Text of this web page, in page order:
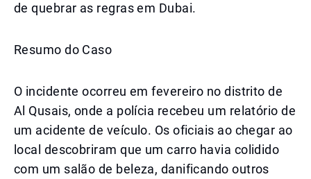
de quebrar as regras em Dubai.
Resumo do Caso
O incidente ocorreu em fevereiro no distrito de
Al Qusais, onde a polícia recebeu um relatório de
um acidente de veículo. Os oficiais ao chegar ao
local descobriram que um carro havia colidido
com um salão de beleza, danificando outros